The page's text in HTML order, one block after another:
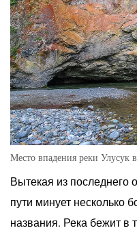
Место впадения реки
Вытекая из последнего
пути минует несколько
названия. Река бежит в